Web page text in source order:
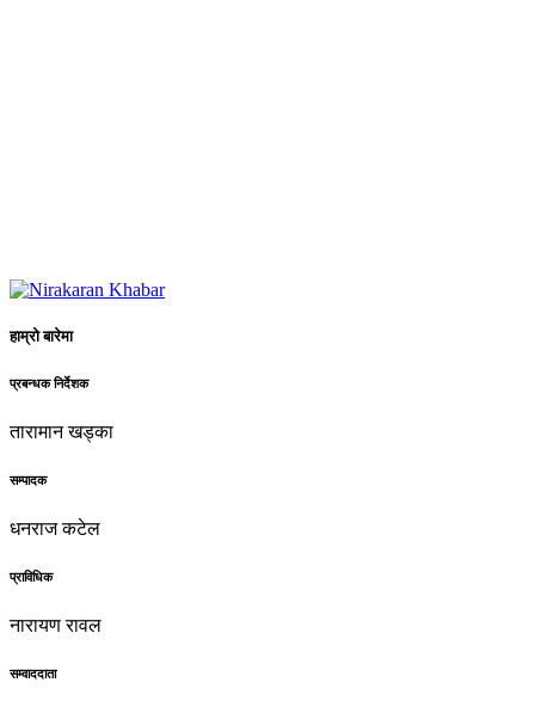
हाम्रो बारेमा
प्रबन्धक निर्देशक
तारामान खड्का
सम्पादक
धनराज कटेल
प्राविधिक
नारायण रावल
सम्वाददाता